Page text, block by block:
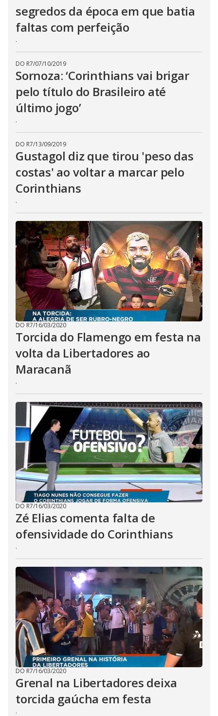
segredos da época em que batia
faltas com perfeição
.
DO R7/07/10/2019
Sornoza: ‘Corinthians vai brigar
pelo título do Brasileiro até
último jogo’
.
DO R7/13/09/2019
Gustagol diz que tirou 'peso das
costas' ao voltar a marcar pelo
Corinthians
.
DO R7/16/03/2020
Torcida do Flamengo em festa na
volta da Libertadores ao
Maracanã
.
DO R7/16/03/2020
Zé Elias comenta falta de
ofensividade do Corinthians
.
DO R7/16/03/2020
Grenal na Libertadores deixa
torcida gaúcha em festa
.